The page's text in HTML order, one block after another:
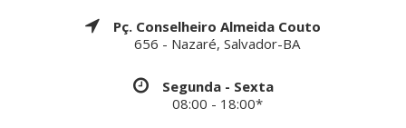
Pç. Conselheiro Almeida Couto
656 - Nazaré, Salvador-BA
Segunda - Sexta
08:00 - 18:00*